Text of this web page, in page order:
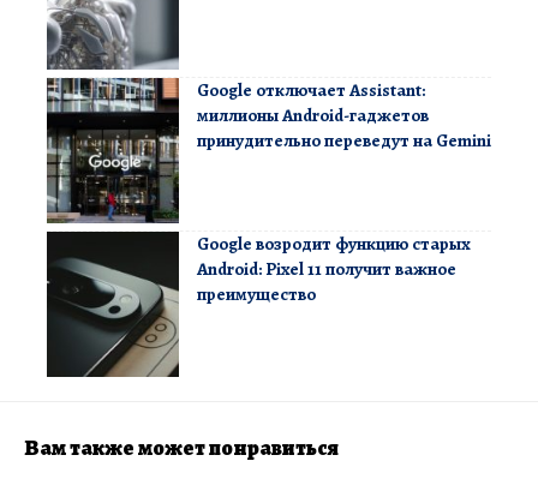
Google отключает Assistant:
миллионы Android-гаджетов
принудительно переведут на Gemini
Google возродит функцию старых
Android: Pixel 11 получит важное
преимущество
Вам также может понравиться